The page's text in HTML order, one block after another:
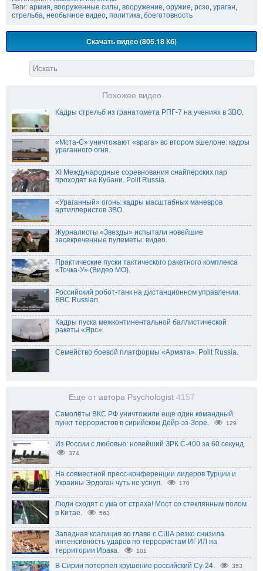
Теги: армия, вооруженные силы, вооружение, оружие, рсзо, ураган,
стрельба, необычное видео, политика, боеготовность
Скачать видео (805.18 Кб)
Похожее видео
Кадры стрельб из гранатомета РПГ-7 на учениях в ЗВО.
«Мста-С» уничтожают «врага» во втором эшелоне: кадры
ураганного огня.
XI Международные соревнования снайперских пар
проходят на Кубани. Polit Russia.
«Ураганный» огонь: кадры масштабных маневров
артиллеристов ЗВО.
Журналисты «Звезды» испытали новейшие
засекреченные пулеметы: видео.
Практические пуски тактического ракетного комплекса
«Точка-У» (Видео МО).
Российский робот-танк на дистанционном управлении.
BBC Russian.
Кадры пуска межконтинентальной баллистической
ракеты «Ярс».
Семейство боевой платформы «Армата». Polit Russia.
Еще от автора Psychologist 4157
Самолёты ВКС РФ уничтожили еще один командный
пункт террористов в сирийском Дейр-эз-Зоре.
129
Из России с любовью: новейший ЗРК С-400 за 60 секунд.
374
На совместной пресс-конференции лидеров Турции и
Украины Эрдоган чуть не уснул.
170
Люди сходят с ума от страха! Мост со стеклянным полом
в Китае.
563
Западная коалиция во главе с США резко снизила
интенсивность ударов по террористам ИГИЛ на
территории Ирака.
101
В Сирии потерпел крушение российский Су-24. 353